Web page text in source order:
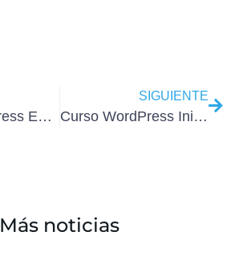
Curso WordPress Express Octubre
SIGUIENTE
Curso WordPress Iniciación del 4 al 8 de Noviembre
Más noticias